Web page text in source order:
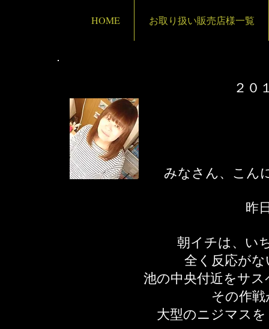
HOME お取り扱い販売店様一覧
２
みなさん、こんに
昨
朝イチは、い
全く反応が
池の中央付近をサ
その作
大型のニジマス